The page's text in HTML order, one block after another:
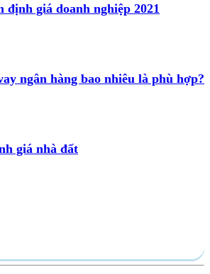
định giá doanh nghiệp 2021
ngân hàng bao nhiêu là phù hợp?
giá nhà đất